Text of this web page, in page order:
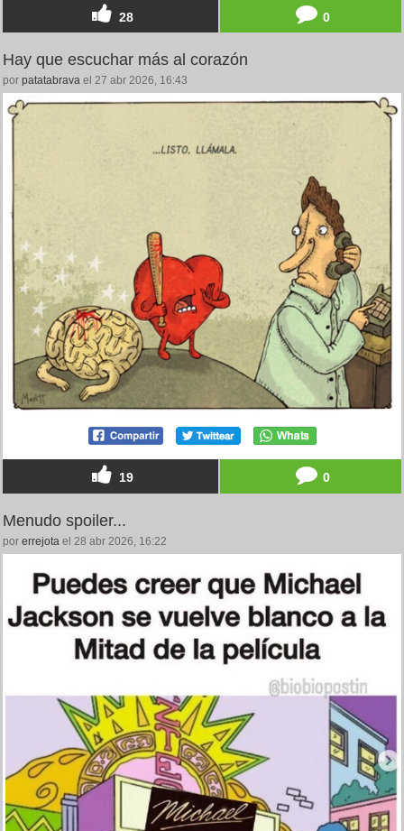
28 0
Hay que escuchar más al corazón
por patatabrava el 27 abr 2026, 16:43
19 0
Menudo spoiler...
por errejota el 28 abr 2026, 16:22